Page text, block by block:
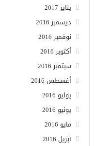
يناير 2017
ديسمبر 2016
نوفمبر 2016
أكتوبر 2016
سبتمبر 2016
أغسطس 2016
يوليو 2016
يونيو 2016
مايو 2016
أبريل 2016